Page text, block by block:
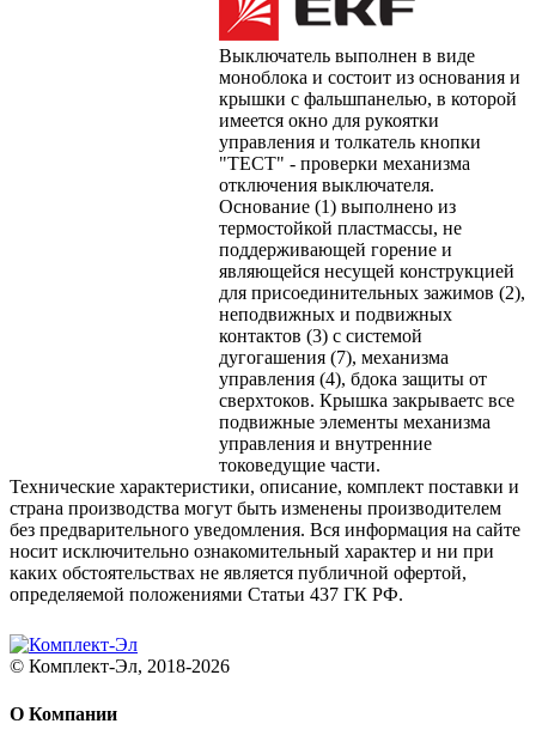
Выключатель выполнен в виде
моноблока и состоит из основания и
крышки с фальшпанелью, в которой
имеется окно для рукоятки
управления и толкатель кнопки
"ТЕСТ" - проверки механизма
отключения выключателя.
Основание (1) выполнено из
термостойкой пластмассы, не
поддерживающей горение и
являющейся несущей конструкцией
для присоединительных зажимов (2),
неподвижных и подвижных
контактов (3) с системой
дугогашения (7), механизма
управления (4), бдока защиты от
сверхтоков. Крышка закрываетс все
подвижные элементы механизма
управления и внутренние
токоведущие части.
Технические характеристики, описание, комплект поставки и
страна производства могут быть изменены производителем
без предварительного уведомления. Вся информация на сайте
носит исключительно ознакомительный характер и ни при
каких обстоятельствах не является публичной офертой,
определяемой положениями Статьи 437 ГК РФ.
© Комплект-Эл, 2018-2026
О Компании